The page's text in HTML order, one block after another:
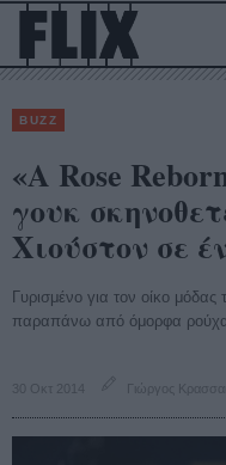
BUZZ
«A Rose
γουκ
Χιούστον σε
Γυρισμένο για τον οίκο
παραπάνω από όμορφα
30 Οκτ 2014 Γιώργος